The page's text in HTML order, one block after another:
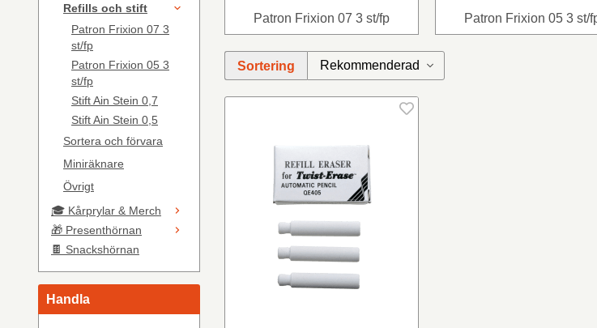
Refills och stift
Patron Frixion 07 3
st/fp
Patron Frixion 05 3
st/fp
Stift Ain Stein 0,7
Stift Ain Stein 0,5
Sortera och förvara
Miniräknare
Övrigt
🎓 Kårprylar & Merch
🎁 Presenthörnan
🍫 Snackshörnan
Handla
Patron Frixion 07 3 st/fp Patron Frixion 05 3 st/
Sortering